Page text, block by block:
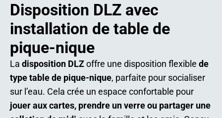
Disposition DLZ avec
installation de table de
pique-nique
La disposition DLZoffre une disposition flexible de
type table de pique-nique, parfaite pour socialiser
sur l’eau. Cela crée un espace confortable pour
jouer aux cartes, prendre un verre ou partager une